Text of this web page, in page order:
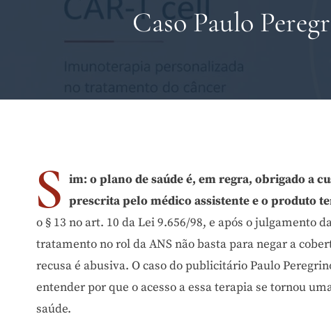
Caso Paulo
S im: o plano de saúde é, em regra, obrigado a
prescrita pelo médico assistente e o produto
o § 13 no art. 10 da Lei 9.656/98, e após o julgamento
tratamento no rol da ANS não basta para negar a
recusa é abusiva. O caso do publicitário Paulo
entender por que o acesso a essa terapia se tornou
saúde.